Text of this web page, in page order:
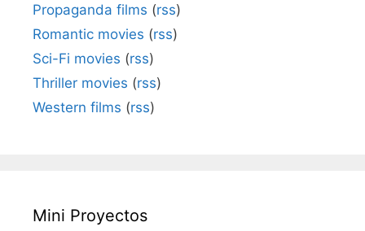
Propaganda films (rss)
Romantic movies (rss)
Sci-Fi movies (rss)
Thriller movies (rss)
Western films (rss)
Mini Proyectos